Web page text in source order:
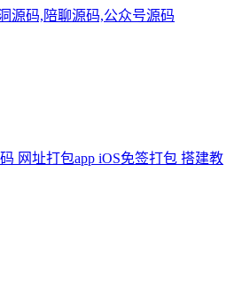
源码,陪聊源码,公众号源码
网址打包app iOS免签打包 搭建教